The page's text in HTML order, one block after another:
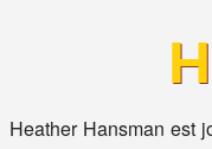
Heather Hansman est